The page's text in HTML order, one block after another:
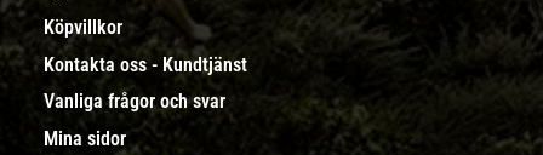
Köpvillkor
Kontakta oss - Kundtjänst
Vanliga frågor och svar
Mina sidor